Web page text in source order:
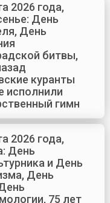
2026 года,
День
День
битвы,
куранты
исполнили
гимн
2026 года,
День
и День
День
75 лет